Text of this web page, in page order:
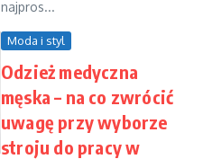
najpros...
Moda i styl
Odzież medyczna
męska – na co zwrócić
uwagę przy wyborze
stroju do pracy w